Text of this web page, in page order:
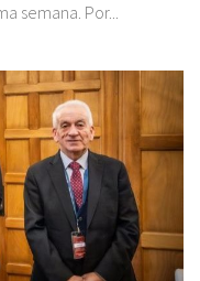
semana. Por...